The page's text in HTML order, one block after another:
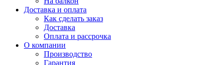
Доставка и оплата
Как сделать заказ
Доставка
Оплата и рассрочка
О компании
Производство
Гарантия